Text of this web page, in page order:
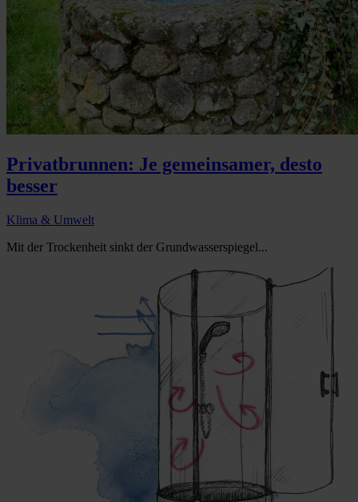
Privatbrunnen: Je gemeinsamer, desto
besser
Klima & Umwelt
Mit der Trockenheit sinkt der Grundwasserspiegel...